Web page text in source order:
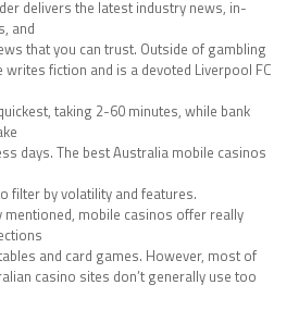
delivers the latest industry news, in-
and
that you can trust. Outside of gambling
writes fiction and is a devoted Liverpool FC
taking 2-60 minutes, while bank
days. The best Australia mobile casinos
filter by volatility and features.
mentioned, mobile casinos offer really
and card games. However, most of
casino sites don’t generally use too